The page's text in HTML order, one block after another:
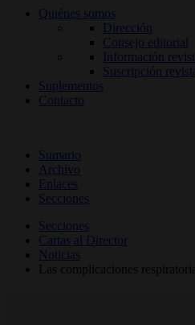
Quiénes somos
Dirección
Consejo editorial
Información
Suscripción
Suplementos
Contacto
Sumario
Archivo
Enlaces
Secciones
Secciones
Cartas al Director
Noticias
Las complicaciones